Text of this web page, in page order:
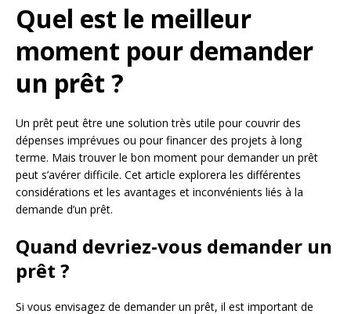
Quel est le meilleur
moment pour demander
un prêt ?
Un prêt peut être une solution très utile pour couvrir des
dépenses imprévues ou pour financer des projets à long
terme. Mais trouver le bon moment pour demander un prêt
peut s’avérer difficile. Cet article explorera les différentes
considérations et les avantages et inconvénients liés à la
demande d’un prêt.
Quand devriez-vous demander un
prêt ?
Si vous envisagez de demander un prêt, il est important de